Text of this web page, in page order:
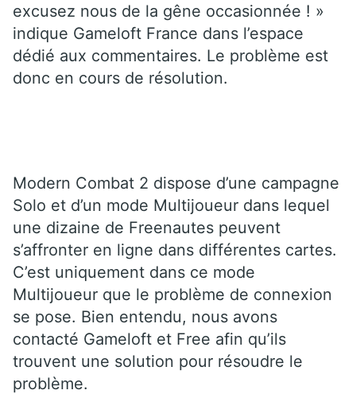
excusez nous de la gêne occasionnée ! »
indique Gameloft France dans l’espace
dédié aux commentaires. Le problème est
donc en cours de résolution.
Modern Combat 2 dispose d’une campagne
Solo et d’un mode Multijoueur dans lequel
une dizaine de Freenautes peuvent
s’affronter en ligne dans différentes cartes.
C’est uniquement dans ce mode
Multijoueur que le problème de connexion
se pose. Bien entendu, nous avons
contacté Gameloft et Free afin qu’ils
trouvent une solution pour résoudre le
problème.